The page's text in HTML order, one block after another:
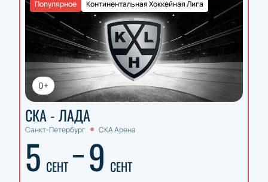
0+
Континентальная Хоккейная Лига
Популярное
СКА - ЛАДА
Санкт-Петербург СКА Арена
5 СЕНТ 9 СЕНТ